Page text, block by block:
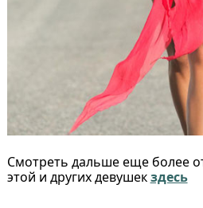
Смотреть дальше еще более
этой и других девушекздесь